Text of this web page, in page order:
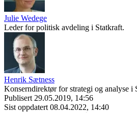
Julie Wedege
Leder for politisk avdeling i Statkraft.
Henrik Sætness
Konserndirektør for strategi og analyse i
Publisert 29.05.2019, 14:56
Sist oppdatert 08.04.2022, 14:40